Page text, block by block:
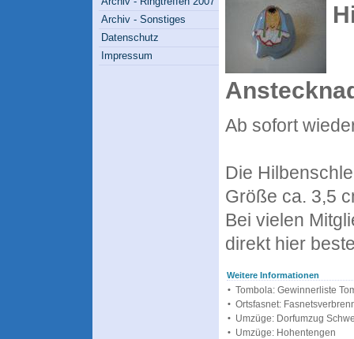
Archiv - Sonstiges
Datenschutz
Impressum
Ab sofort
Die
Größe ca. 3,5
Bei vielen
direkt hier
Weitere Informationen
• Tombola: Gewinnerliste
• Ortsfasnet:
• Umzüge: Dorfumzug
• Umzüge: Hohentengen